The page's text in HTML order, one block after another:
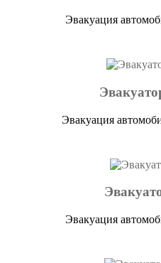
Эвакуация
Эвакуация
Эвакуация